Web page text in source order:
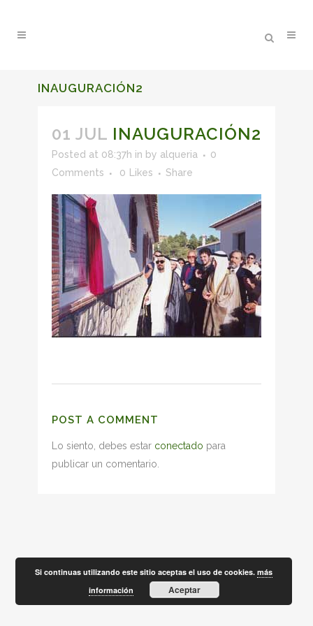
INAUGURACIÓN2
01 JUL INAUGURACIÓN2
Posted at 08:37h in by alqueria
0
Comments
0 Likes Share
POST A COMMENT
Lo siento, debes estar conectado para
publicar un comentario.
Si continuas utilizando este sitio aceptas el uso de cookies.más
información
Aceptar